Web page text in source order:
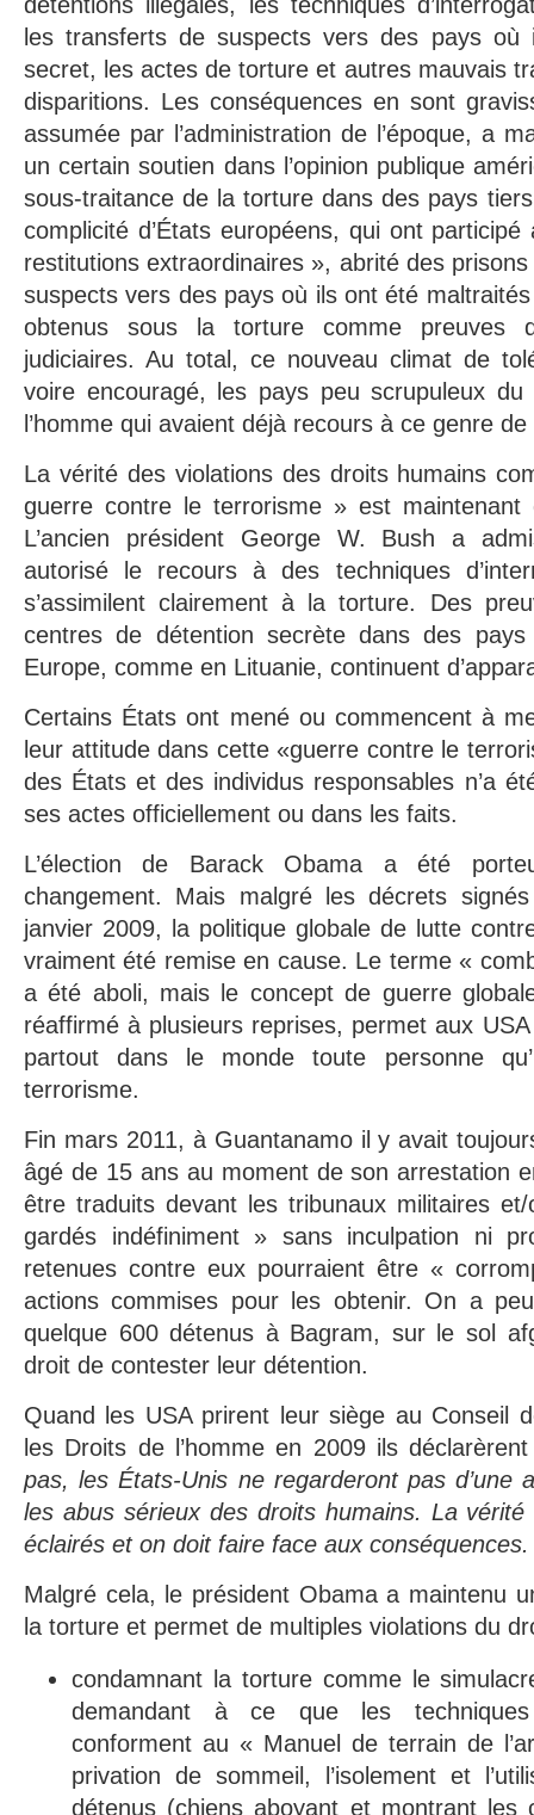
les transferts de suspects vers des pays où
secret, les actes de torture et autres mauvais
disparitions. Les conséquences en sont
assumée par l’administration de l’époque, a
un certain soutien dans l’opinion publique
sous-traitance de la torture dans des pays
complicité d’États européens, qui ont
restitutions extraordinaires », abrité des
suspects vers des pays où ils ont été
obtenus sous la torture comme preuves
judiciaires. Au total, ce nouveau climat de
voire encouragé, les pays peu scrupuleux
l’homme qui avaient déjà recours à ce genre
La vérité des violations des droits humains
guerre contre le terrorisme » est maintenant
L’ancien président George W. Bush a
autorisé le recours à des techniques
s’assimilent clairement à la torture. Des
centres de détention secrète dans des
Europe, comme en Lituanie, continuent
Certains États ont mené ou commencent à
leur attitude dans cette «guerre contre le
des États et des individus responsables n’a
ses actes officiellement ou dans les faits.
L’élection de Barack Obama a été
changement. Mais malgré les décrets
janvier 2009, la politique globale de lutte
vraiment été remise en cause. Le terme «
a été aboli, mais le concept de guerre
réaffirmé à plusieurs reprises, permet aux
partout dans le monde toute personne
terrorisme.
Fin mars 2011, à Guantanamo il y avait
âgé de 15 ans au moment de son arrestation
être traduits devant les tribunaux militaires
gardés indéfiniment » sans inculpation ni
retenues contre eux pourraient être «
actions commises pour les obtenir. On a
quelque 600 détenus à Bagram, sur le sol
droit de contester leur détention.
Quand les USA prirent leur siège au Conseil
les Droits de l’homme en 2009 ils
pas, les États-Unis ne regarderont pas d’une
les abus sérieux des droits humains. La
éclairés et on doit faire face aux
Malgré cela, le président Obama a maintenu
la torture et permet de multiples violations du
condamnant la torture comme le
demandant à ce que les techniques
conforment au « Manuel de terrain de
privation de sommeil, l’isolement et
détenus (chiens aboyant et montrant les